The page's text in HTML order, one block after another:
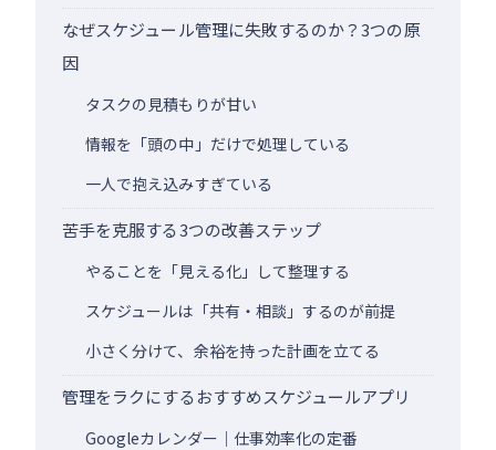
なぜスケジュール管理に失敗するのか？3つの原
因
タスクの見積もりが甘い
情報を「頭の中」だけで処理している
一人で抱え込みすぎている
苦手を克服する3つの改善ステップ
やることを「見える化」して整理する
スケジュールは「共有・相談」するのが前提
小さく分けて、余裕を持った計画を立てる
管理をラクにするおすすめスケジュールアプリ
Googleカレンダー｜仕事効率化の定番